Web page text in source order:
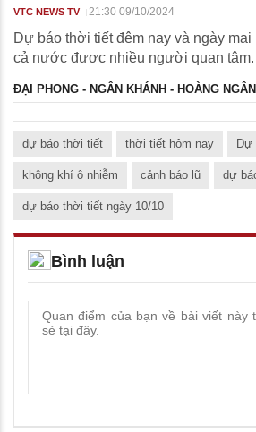
VTC NEWS TV 21:30 09/10/2024
Dự báo thời tiết đêm nay và ngày mai
cả nước được nhiều người quan tâm.
ĐẠI PHONG - NGÂN KHÁNH - HOÀNG NGÂN
dự báo thời tiết thời tiết hôm nay Dự
không khí ô nhiễm cảnh báo lũ dự
dự báo thời tiết ngày 10/10
Bình luận